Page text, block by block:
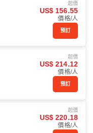
起價
US$ 156.55
價格/人
預訂
起價
US$ 214.12
價格/人
預訂
起價
US$ 220.18
價格/人